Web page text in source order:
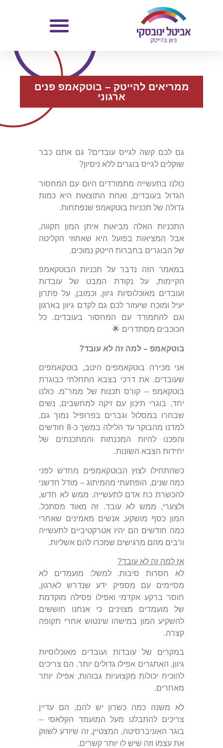
ממריאים להייטק – בוטקאמפ פנים
ארגוני
גם לכם קשה לגייס עובדים? גם אתם כבר
שוקלים לגייס בוגרים ללא ניסיון?
כולנו בתעשייה מתמודדים היום עם המחסור
הגדול בעובדים, ואחת התוצאות היא כמות
גדולה של תכניות בוטקאמפ שנפתחות.
התכניות האלה מביאות איתן המון תקווה,
אבל המציאות בפועל היא שאחוזי הקליטה
של הבוגרים בחברות הייטק נמוכים.
במאמר הזה נדבר על תכניות הבוטקאמפ
הקיימות, על נקודת המבט של עובדות
ועובדים מאוכלוסיות גיוון, וכמובן, על פתרון
יעיל ומוכח שיעזור לכם גם לקדם גיוון בארגון
וגם להתמודד עם המחסור בעובדים. כל
הכוכבים מסתדרים 🌟
בוטקאמפ – למה זה לא עובד?
אני מכירה בוטקאמפים היטב, בוטקאמפים
שעובדים. את דרכי בצבא התחלתי כבוגרת
בוטקאמפ – קורס תכנות של ממר"מ. כולנו
יחד, בוגרי תיכון עם זיקה למחשבים, נשים
שבחרו במסלול וגברים בפרופיל נמוך גם,
למדנו מהבוקר עד הלילה במשך כ-8 חודשים
והפכנו להיות המכנתות והמתכנתים של
יחידות הצבא השונות.
כשהתחילו לצוץ הבוטקאמפים מחדש לפני
כמה שנים, הופתעתי מהמיתוג – מודל חדשני
להכשרת כח אדם לתעשייה. ממש לא חדש,
ולצערי, ממש לא עובד. זה מאוד מסתכל.
המון כסף מושקע, אנשים מאמינים שאחרי
כמה חודשים הם יהיו אטרקטיביים לתעשייה
ורבים מהם מרגישים שמכרו להם אשליות.
אז למה זה לא עובד?
לא חסרות סיבות. למשל: מועמדים לא
מסיימים עם מספיק ידע שנדרש לארגון,
חוסר ברקע אקדמי ואפילו פסילה מוקדמת
של מועמדים מצוינים כי אנחנו חוששים
להשקיע המון במישהו שינטוש אחרי תקופה
קצרה.
במקרים של עובדות ועובדים מאוכלוסיות
גיוון, האתגרים אפילו גדולים יותר. הם צריכים
להוכיח יכולות מקצועיות גבוהות, אפילו יותר
מאחרים.
לא משנה כמה כשרון יש להם, הם עדיין
צריכים להתבלט מעל המועמד הקלאסי –
בוגר האוניברסיטה, המצטיין, זה שיודע לשווק
את עצמו וזה שיש לו יותר קשרים.